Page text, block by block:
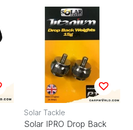
Solar Tackle
Solar IPRO Drop Back